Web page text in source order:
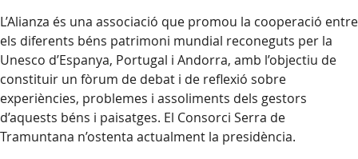
L’Alianza és una associació que promou la cooperació entre
els diferents béns patrimoni mundial reconeguts per la
Unesco d’Espanya, Portugal i Andorra, amb l’objectiu de
constituir un fòrum de debat i de reflexió sobre
experiències, problemes i assoliments dels gestors
d’aquests béns i paisatges. El Consorci Serra de
Tramuntana n’ostenta actualment la presidència.